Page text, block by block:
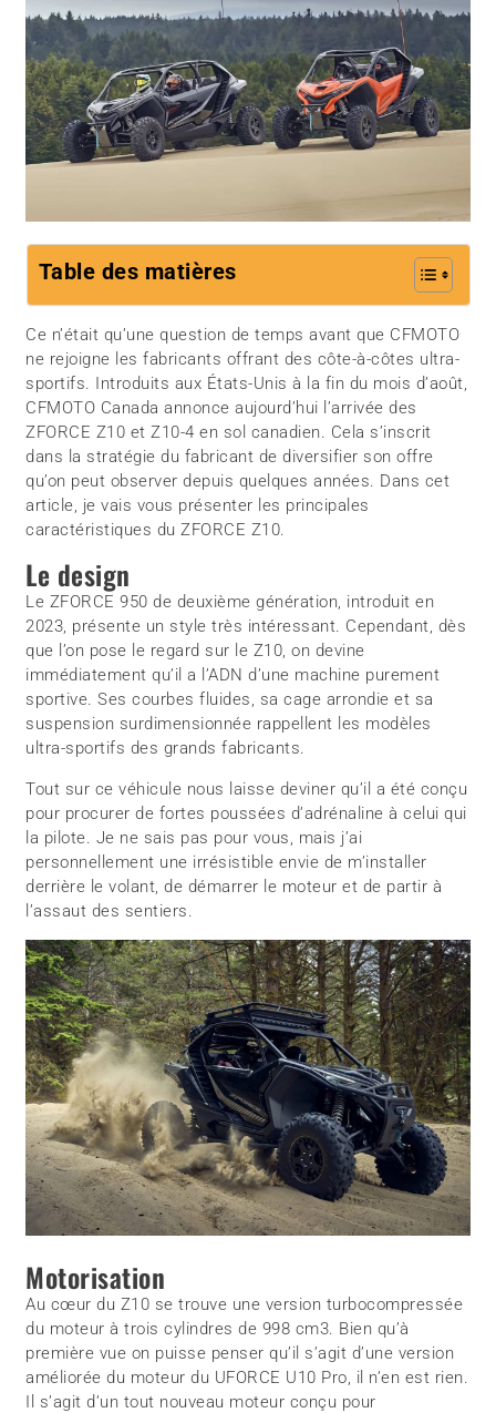
Table des matières
Ce n’était qu’une question de temps avant que CFMOTO
ne rejoigne les fabricants offrant des côte-à-côtes ultra-
sportifs. Introduits aux États-Unis à la fin du mois d’août,
CFMOTO Canada annonce aujourd’hui l’arrivée des
ZFORCE Z10 et Z10-4 en sol canadien. Cela s’inscrit
dans la stratégie du fabricant de diversifier son offre
qu’on peut observer depuis quelques années. Dans cet
article, je vais vous présenter les principales
caractéristiques du ZFORCE Z10.
Le design
Le ZFORCE 950 de deuxième génération, introduit en
2023, présente un style très intéressant. Cependant, dès
que l’on pose le regard sur le Z10, on devine
immédiatement qu’il a l’ADN d’une machine purement
sportive. Ses courbes fluides, sa cage arrondie et sa
suspension surdimensionnée rappellent les modèles
ultra-sportifs des grands fabricants.
Tout sur ce véhicule nous laisse deviner qu’il a été conçu
pour procurer de fortes poussées d’adrénaline à celui qui
la pilote. Je ne sais pas pour vous, mais j’ai
personnellement une irrésistible envie de m’installer
derrière le volant, de démarrer le moteur et de partir à
l’assaut des sentiers.
Motorisation
Au cœur du Z10 se trouve une version turbocompressée
du moteur à trois cylindres de 998 cm3. Bien qu’à
première vue on puisse penser qu’il s’agit d’une version
améliorée du moteur du UFORCE U10 Pro, il n’en est rien.
Il s’agit d’un tout nouveau moteur conçu pour